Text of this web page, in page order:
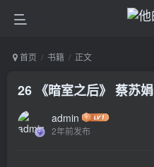
首页 书籍 正文
26 《暗室之后》 蔡苏娟
admin
2年前发布